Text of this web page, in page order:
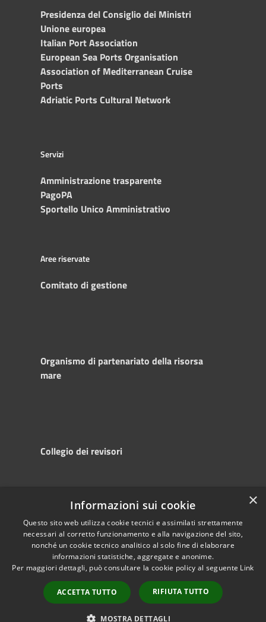
Presidenza del Consiglio dei Ministri
Unione europea
Italian Port Association
European Sea Ports Organisation
Association of Mediterranean Cruise
Ports
Adriatic Ports Cultural Network
Servizi
Amministrazione trasparente
PagoPA
Sportello Unico Amministrativo
Aree riservate
Comitato di gestione
Organismo di partenariato della risorsa
mare
Collegio dei revisori
Accessibility
Privacy
Cookie
Sitemap
Copyright © 2025
Autorità di
Sistema Portuale
del Mare Adriatico
Centrale
Powered by
Municipium
Accesso redazione
×
Informazioni sui cookie
Questo sito web utilizza cookie tecnici e assimilati strettamente
necessari al corretto funzionamento e alla navigazione del sito,
nonché un cookie tecnico analitico al solo fine di elaborare
informazioni statistiche, aggregate e anonime.
Per maggiori dettagli, può consultare la cookie policy al seguente Link
ACCETTA TUTTO RIFIUTA TUTTO
MOSTRA DETTAGLI